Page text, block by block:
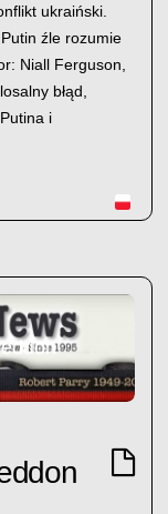
ukraiński.
źle rozumie
Niall Ferguson,
błąd,
i